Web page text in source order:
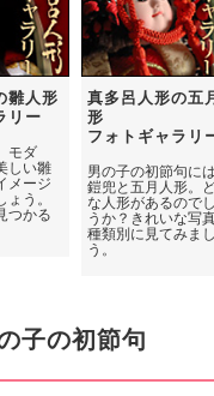
雛人形
リー
モダ
しい雛
メージ
う。
つかる
真多呂人形の五
形
フォトギャラリ
男の子の初節句には
鎧兜と五月人形。
な人形があるので
うか？きれいな写
種類別に見てみま
う。
子の初節句